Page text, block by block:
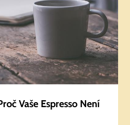
Vaše Espresso Není